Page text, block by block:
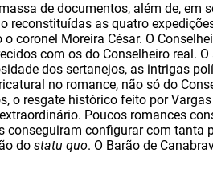
de documentos, além de, em
reconstituídas as quatro
coronel Moreira César. O
com os do Conselheiro real.
dos sertanejos, as intrigas
no romance, não só do
o resgate histórico feito por
Poucos romances
conseguiram configurar com tanta
do statu quo. O Barão de